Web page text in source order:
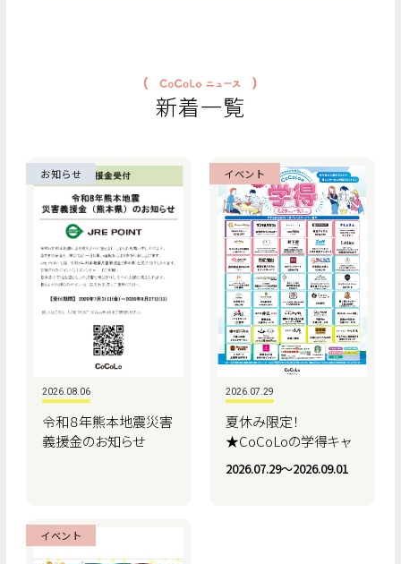
新着一覧
お知らせ
2026.08.06
令和８年熊本地震災害
義援金のお知らせ
イベント
2026.07.29
夏休み限定！
★CoCoLoの学得キャ
ンペーン★
2026.07.29〜2026.09.01
イベント